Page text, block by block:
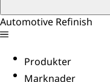
Automotive Refinish
Produkter
Marknader